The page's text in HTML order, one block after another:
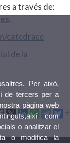
a través de:
.
catedrace
de la
Per això,
de tercers per a
pàgina web
com
o analitzar el
o modifica la